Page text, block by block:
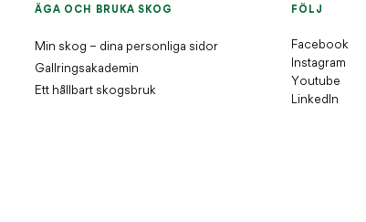
ÄGA OCH BRUKA SKOG
Min skog – dina personliga sidor
Gallringsakademin
Ett hållbart skogsbruk
FÖLJ
Facebook
Instagram
Youtube
LinkedIn